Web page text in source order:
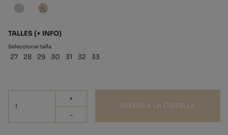
TALLES (+ INFO)
Seleccionar talla
27 28 29 30 31 32 33
+
-
AFEGIR A LA CISTELLA